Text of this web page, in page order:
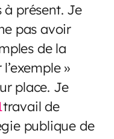
à présent. Je
pas avoir
de la
»
place. Je
travail de
publique de